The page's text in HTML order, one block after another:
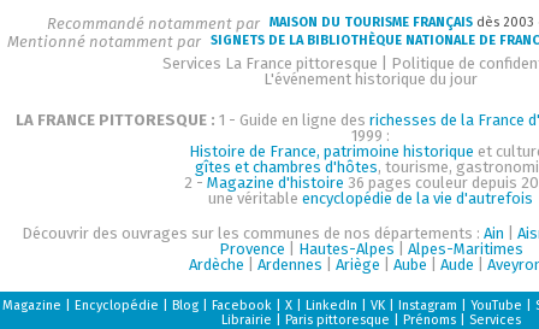
Recommandé notamment par MAISON DU TOURISME FRANÇAIS dès
Mentionné notamment par SIGNETS DE LA BIBLIOTHÈQUE NATIONALE DE
Services La France pittoresque
Politique de
L'événement historique du jour
LA FRANCE PITTORESQUE : 1 - Guide en ligne des richesses de la France
1999 :
Histoire de France, patrimoine historique et
gîtes et chambres d'hôtes, tourisme,
2 - Magazine d'histoire 36 pages couleur depuis
une véritable encyclopédie de la vie d'autrefois
Découvrir des ouvrages sur les communes de nos départements : Ain
Provence
Hautes-Alpes
Alpes-Maritimes
Ardèche
Ardennes Ariège Aube Aude
Magazine Encyclopédie Blog| Facebook| X| LinkedIn VK| Instagram YouTube
Librairie
Paris pittoresque Prénoms| Services